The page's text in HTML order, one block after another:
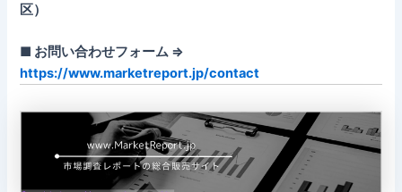
区）
■ お問い合わせフォーム ⇒
https://www.marketreport.jp/contact